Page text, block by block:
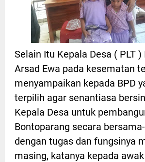
Selain Itu Kepala Desa ( PLT
Arsad Ewa pada kesematan
menyampaikan kepada BPD
terpilih agar senantiasa
Kepala Desa untuk
Bontoparang secara
dengan tugas dan fungsinya
masing, katanya kepada